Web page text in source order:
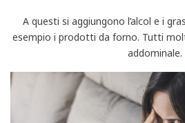
A questi si aggiungono l’alcol e i
esempio i prodotti da forno. Tutti
addominale.